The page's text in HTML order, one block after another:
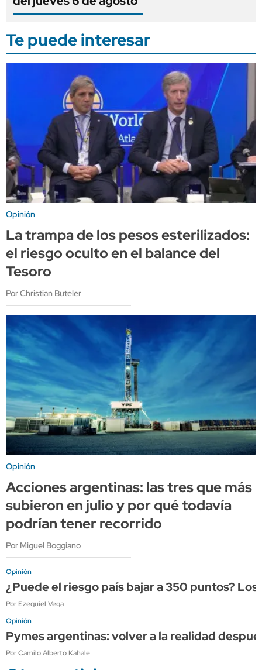
Te puede interesar
Opinión
La trampa de los pesos esterilizados:
el riesgo oculto en el balance del
Tesoro
Por Christian Buteler
Opinión
Acciones argentinas: las tres que más
subieron en julio y por qué todavía
podrían tener recorrido
Por Miguel Boggiano
Opinión
¿Puede el riesgo país bajar a 350 puntos?
Por Ezequiel Vega
Opinión
Pymes argentinas: volver a la realidad
Por Camilo Alberto Kahale